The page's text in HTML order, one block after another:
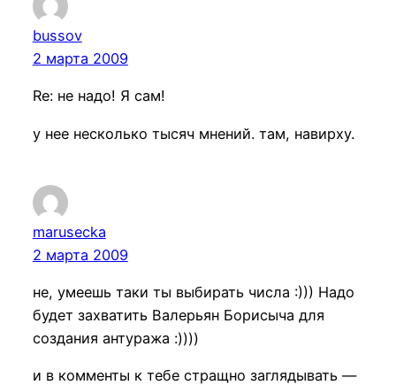
bussov
2 марта 2009
Re: не надо! Я сам!
у нее несколько тысяч мнений. там, навирху.
marusecka
2 марта 2009
не, умеешь таки ты выбирать числа :))) Надо
будет захватить Валерьян Борисыча для
создания антуража :))))
и в комменты к тебе стращно заглядывать —